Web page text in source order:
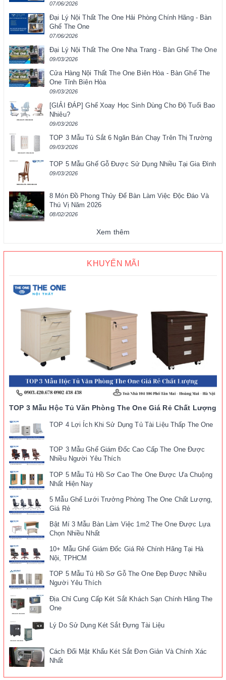
07/06/2026
Đại Lý Nội Thất The One Hải Phòng Chính Hãng - Bàn
Ghế The One
07/06/2026
Đại Lý Nội Thất The One Nha Trang - Bàn Ghế The One
09/03/2026
Cửa Hàng Nội Thất The One Biên Hòa - Bàn Ghế The
One Tỉnh Biên Hòa
09/03/2026
[GIẢI ĐÁP] Ghế Xoay Học Sinh Dùng Cho Độ Tuổi Bao
Nhiêu?
09/03/2026
TOP 3 Mẫu Tủ Sắt 6 Ngăn Bán Chạy Trên Thị Trường
09/03/2026
TOP 5 Mẫu Ghế Gỗ Được Sử Dụng Nhiều Tại Gia Đình
09/03/2026
8 Món Đồ Phong Thủy Để Bàn Làm Việc Độc Đáo Và
Thú Vị Năm 2026
08/02/2026
Xem thêm
KHUYẾN MÃI
TOP 3 Mẫu Hộc Tủ Văn Phòng The One Giá Rẻ Chất Lượng
TOP 4 Lợi Ích Khi Sử Dụng Tủ Tài Liệu Thấp The One
TOP 3 Mẫu Ghế Giám Đốc Cao Cấp The One Được
Nhiều Người Yêu Thích
TOP 5 Mẫu Tủ Hồ Sơ Cao The One Được Ưa Chuộng
Nhất Hiện Nay
5 Mẫu Ghế Lưới Trưởng Phòng The One Chất Lượng,
Giá Rẻ
Bật Mí 3 Mẫu Bàn Làm Việc 1m2 The One Được Lựa
Chọn Nhiều Nhất
10+ Mẫu Ghế Giám Đốc Giá Rẻ Chính Hãng Tại Hà
Nội, TPHCM
TOP 5 Mẫu Tủ Hồ Sơ Gỗ The One Đẹp Được Nhiều
Người Yêu Thích
Địa Chỉ Cung Cấp Két Sắt Khách Sạn Chính Hãng The
One
Lý Do Sử Dụng Két Sắt Đựng Tài Liệu
Cách Đổi Mật Khẩu Két Sắt Đơn Giản Và Chính Xác
Nhất